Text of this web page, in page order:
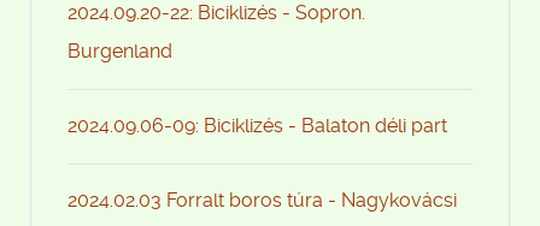
2024.09.20-22: Biciklizés - Sopron.
Burgenland
2024.09.06-09: Biciklizés - Balaton déli part
2024.02.03 Forralt boros túra - Nagykovácsi